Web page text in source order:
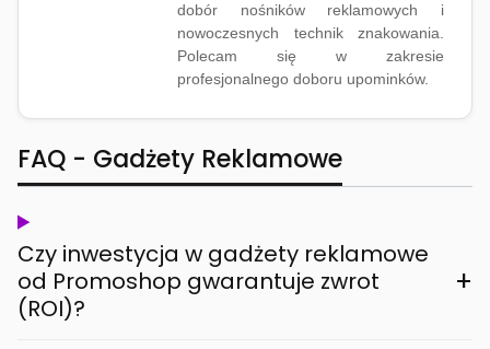
dobór nośników reklamowych i
nowoczesnych technik znakowania.
Polecam się w zakresie
profesjonalnego doboru upominków.
FAQ - Gadżety Reklamowe
Czy inwestycja w gadżety reklamowe
od Promoshop gwarantuje zwrot
(ROI)?
+